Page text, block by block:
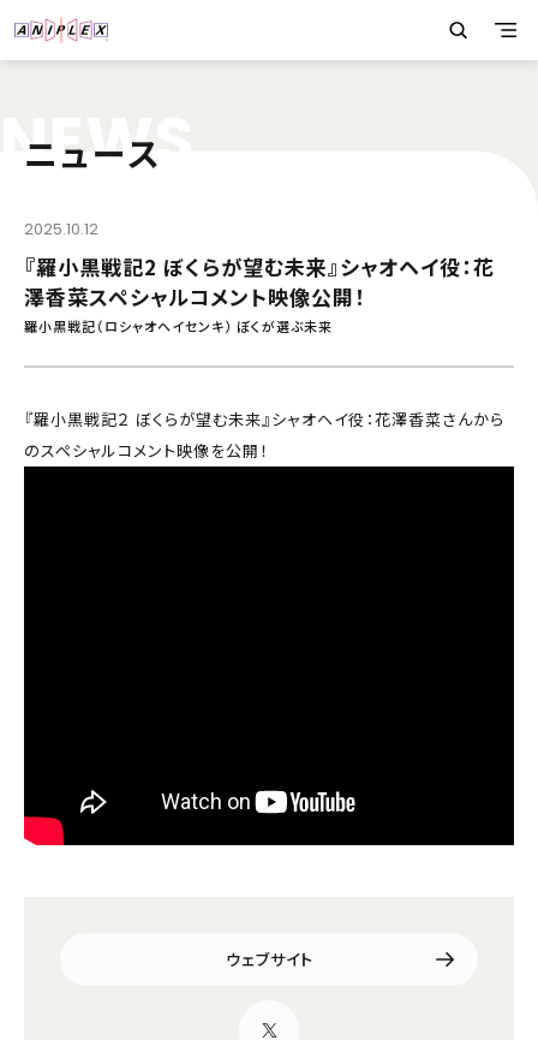
NEWS
ニュース
2025.10.12
『羅小黒戦記2 ぼくらが望む未来』シャオヘイ役：花
澤香菜スペシャルコメント映像公開！
羅小黒戦記（ロシャオヘイセンキ） ぼくが選ぶ未来
『羅小黒戦記２ ぼくらが望む未来』シャオヘイ役：花澤香菜さんから
のスペシャルコメント映像を公開！
ウェブサイト